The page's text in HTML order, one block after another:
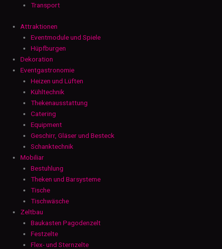
Transport
Attraktionen
Eventmodule und Spiele
Hüpfburgen
Dekoration
Eventgastronomie
Heizen und Lüften
Kühltechnik
Thekenausstattung
Catering
Equipment
Geschirr, Gläser und Besteck
Schanktechnik
Mobiliar
Bestuhlung
Theken und Barsysteme
Tische
Tischwäsche
Zeltbau
Baukasten Pagodenzelt
Festzelte
Flex- und Sternzelte